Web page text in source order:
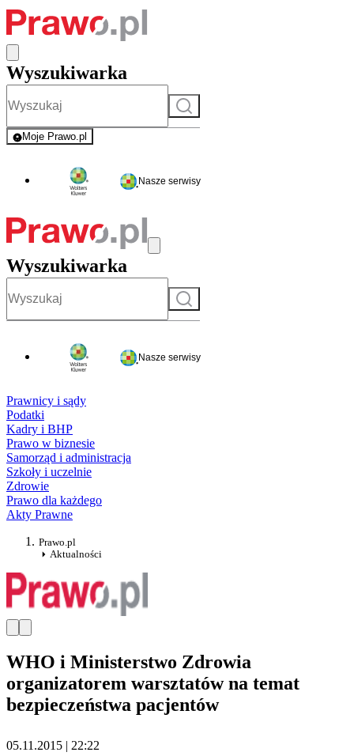
Wyszukiwarka
Szukaj
Moje Prawo.pl
- rejestracja i logowanie do serwisu
Nasze serwisy
Wyszukiwarka
Szukaj
Nasze serwisy
Prawnicy i sądy
Podatki
Kadry i BHP
Prawo w biznesie
Samorząd i administracja
Szkoły i uczelnie
Zdrowie
Prawo dla każdego
Akty Prawne
Prawo.pl
Aktualności
WHO i Ministerstwo Zdrowia
organizatorem warsztatów na temat
bezpieczeństwa pacjentów
05.11.2015 | 22:22